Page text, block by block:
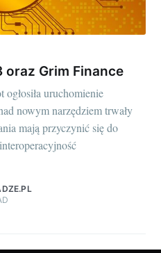
oraz Grim Finance
uruchomienie
nowym narzędziem trwały
mają przyczynić się do